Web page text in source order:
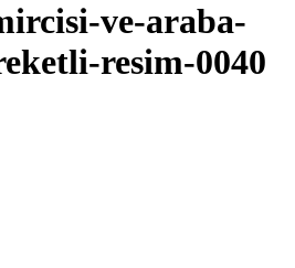
ve-araba-
resim-0040